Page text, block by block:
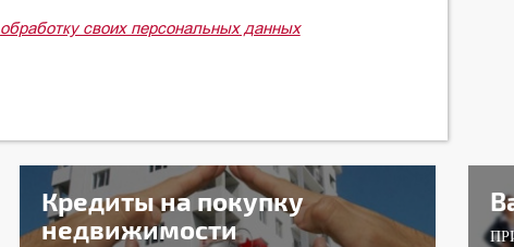
обработку своих персональных данных
Кредиты на покупку
недвижимости